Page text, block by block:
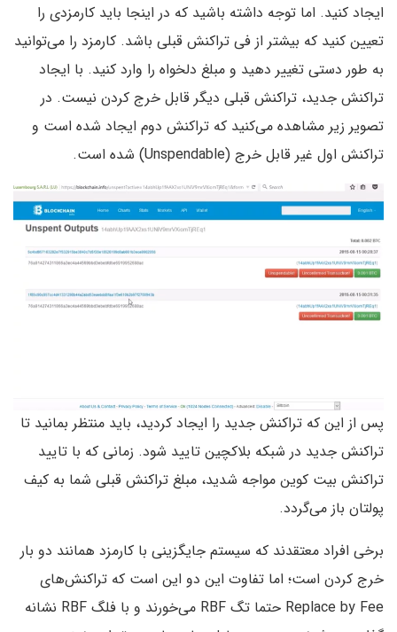
ایجاد کنید. اما توجه داشته باشید که در اینجا باید کارمزدی را
تعیین کنید که بیشتر از فی تراکنش قبلی باشد. کارمزد را می‌توانید
به طور دستی تغییر دهید و مبلغ دلخواه را وارد کنید. با ایجاد
تراکنش جدید، تراکنش قبلی دیگر قابل خرج کردن نیست. در
تصویر زیر مشاهده می‌کنید که تراکنش دوم ایجاد شده است و
تراکنش اول غیر قابل خرج (Unspendable) شده است.
پس از این که تراکنش جدید را ایجاد کردید، باید منتظر بمانید تا
تراکنش جدید در شبکه بلاکچین تایید شود. زمانی که با تایید
تراکنش بیت کوین مواجه شدید، مبلغ تراکنش قبلی شما به کیف
پولتان باز می‌گردد.
برخی افراد معتقدند که سیستم جایگزینی با کارمزد همانند دو بار
خرج کردن است؛ اما تفاوت این دو این است که تراکنش‌های
Replace by Fee حتما تگ RBF می‌خورند و با فلگ RBF نشانه